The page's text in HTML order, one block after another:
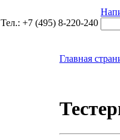
Тел.: +7 (495) 8-220-240
Главная